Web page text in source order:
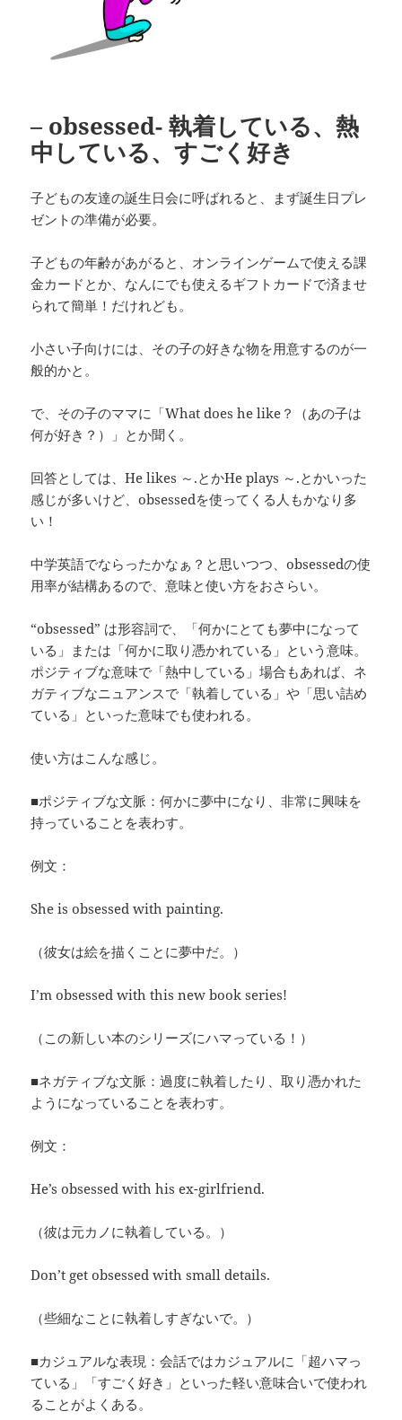
– obsessed- 執着している、熱
中している、すごく好き
子どもの友達の誕生日会に呼ばれると、まず誕生日プレ
ゼントの準備が必要。
子どもの年齢があがると、オンラインゲームで使える課
金カードとか、なんにでも使えるギフトカードで済ませ
られて簡単！だけれども。
小さい子向けには、その子の好きな物を用意するのが一
般的かと。
で、その子のママに「What does he like？（あの子は
何が好き？）」とか聞く。
回答としては、He likes ～.とかHe plays ～.とかいった
感じが多いけど、obsessedを使ってくる人もかなり多
い！
中学英語でならったかなぁ？と思いつつ、obsessedの使
用率が結構あるので、意味と使い方をおさらい。
“obsessed” は形容詞で、「何かにとても夢中になって
いる」または「何かに取り憑かれている」という意味。
ポジティブな意味で「熱中している」場合もあれば、ネ
ガティブなニュアンスで「執着している」や「思い詰め
ている」といった意味でも使われる。
使い方はこんな感じ。
■ポジティブな文脈：何かに夢中になり、非常に興味を
持っていることを表わす。
例文：
She is obsessed with painting.
（彼女は絵を描くことに夢中だ。）
I’m obsessed with this new book series!
（この新しい本のシリーズにハマっている！）
■ネガティブな文脈：過度に執着したり、取り憑かれた
ようになっていることを表わす。
例文：
He’s obsessed with his ex-girlfriend.
（彼は元カノに執着している。）
Don’t get obsessed with small details.
（些細なことに執着しすぎないで。）
■カジュアルな表現：会話ではカジュアルに「超ハマっ
ている」「すごく好き」といった軽い意味合いで使われ
ることがよくある。